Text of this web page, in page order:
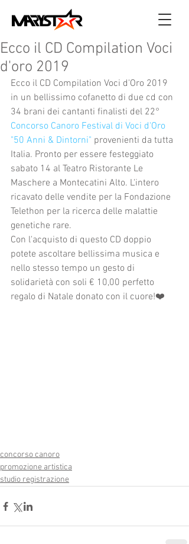
Ecco il CD Compilation Voci
d'oro 2019
Ecco il CD Compilation Voci d'Oro 2019
in un bellissimo cofanetto di due cd con
34 brani dei cantanti finalisti del 22°
Concorso Canoro Festival di Voci d'Oro
"50 Anni & Dintorni" provenienti da tutta
Italia. Pronto per essere festeggiato
sabato 14 al Teatro Ristorante Le
Maschere a Montecatini Alto. L'intero
ricavato delle vendite per la Fondazione
Telethon per la ricerca delle malattie
genetiche rare.
Con l'acquisto di questo CD doppio
potete ascoltare bellissima musica e
nello stesso tempo un gesto di
solidarietà con soli € 10,00 perfetto
regalo di Natale donato con il cuore!❤️
concorso canoro
promozione artistica
studio registrazione